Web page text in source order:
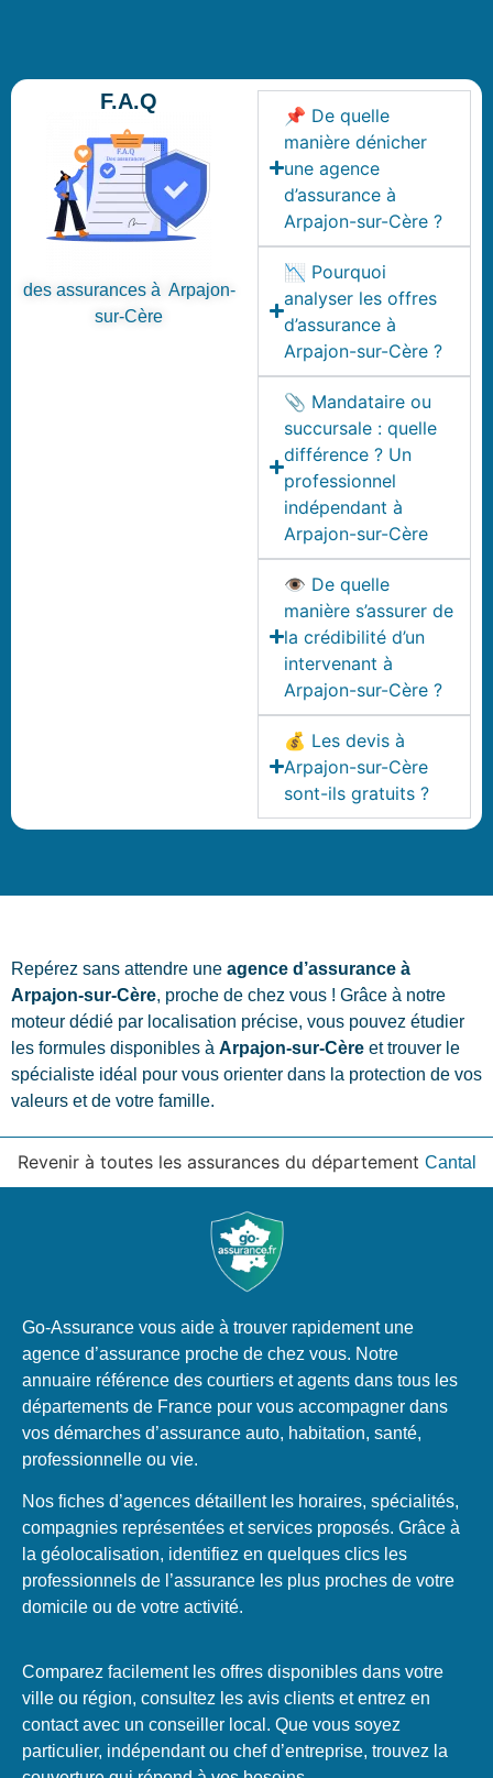
F.A.Q
des assurances à Arpajon-
sur-Cère
📌 De quelle
manière dénicher
une agence
d’assurance à
Arpajon-sur-Cère ?
📉 Pourquoi
analyser les offres
d’assurance à
Arpajon-sur-Cère ?
📎 Mandataire ou
succursale : quelle
différence ? Un
professionnel
indépendant à
Arpajon-sur-Cère
👁️ De quelle
manière s’assurer de
la crédibilité d’un
intervenant à
Arpajon-sur-Cère ?
💰 Les devis à
Arpajon-sur-Cère
sont-ils gratuits ?
Repérez sans attendre une agence d’assurance à
Arpajon-sur-Cère, proche de chez vous ! Grâce à notre
moteur dédié par localisation précise, vous pouvez étudier
les formules disponibles à Arpajon-sur-Cère et trouver le
spécialiste idéal pour vous orienter dans la protection de vos
valeurs et de votre famille.
Revenir à toutes les assurances du département Cantal
Go-Assurance vous aide à trouver rapidement une
agence d’assurance proche de chez vous. Notre
annuaire référence des courtiers et agents dans tous les
départements de France pour vous accompagner dans
vos démarches d’assurance auto, habitation, santé,
professionnelle ou vie.
Nos fiches d’agences détaillent les horaires, spécialités,
compagnies représentées et services proposés. Grâce à
la géolocalisation, identifiez en quelques clics les
professionnels de l’assurance les plus proches de votre
domicile ou de votre activité.
Comparez facilement les offres disponibles dans votre
ville ou région, consultez les avis clients et entrez en
contact avec un conseiller local. Que vous soyez
particulier, indépendant ou chef d’entreprise, trouvez la